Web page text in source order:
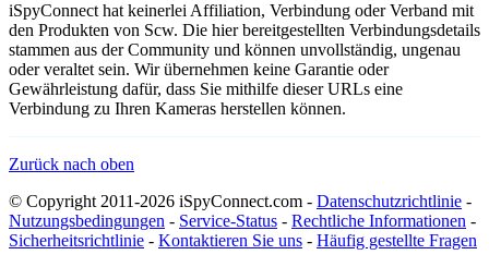
iSpyConnect hat keinerlei Affiliation, Verbindung oder Verband mit
den Produkten von Scw. Die hier bereitgestellten Verbindungsdetails
stammen aus der Community und können unvollständig, ungenau
oder veraltet sein. Wir übernehmen keine Garantie oder
Gewährleistung dafür, dass Sie mithilfe dieser URLs eine
Verbindung zu Ihren Kameras herstellen können.
Zurück nach oben
© Copyright 2011-2026 iSpyConnect.com - Datenschutzrichtlinie -
Nutzungsbedingungen - Service-Status - Rechtliche Informationen -
Sicherheitsrichtlinie - Kontaktieren Sie uns - Häufig gestellte Fragen